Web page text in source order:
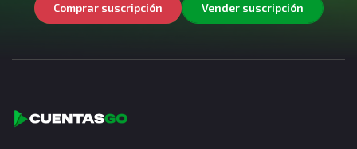
Comprar suscripción Vender suscripción